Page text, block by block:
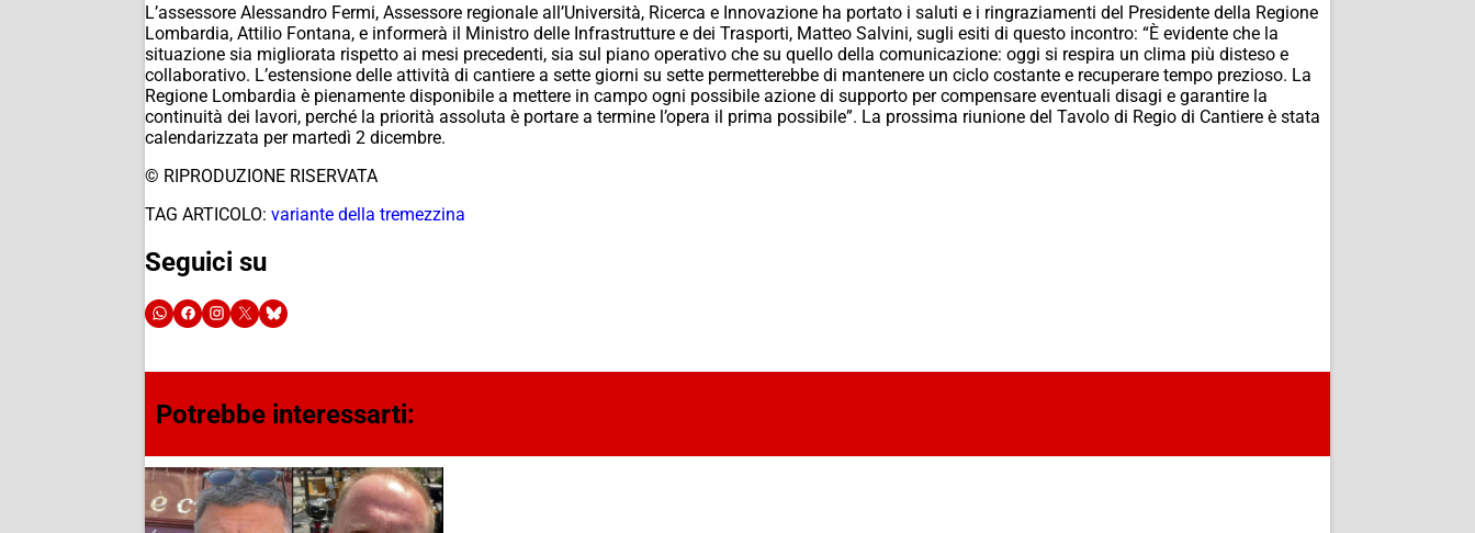
L’assessore Alessandro Fermi, Assessore regionale all’Università, Ricerca e Innovazione ha portato i saluti e i ringraziamenti del Presidente della Regione
Lombardia, Attilio Fontana, e informerà il Ministro delle Infrastrutture e dei Trasporti, Matteo Salvini, sugli esiti di questo incontro: “È evidente che la
situazione sia migliorata rispetto ai mesi precedenti, sia sul piano operativo che su quello della comunicazione: oggi si respira un clima più disteso e
collaborativo. L’estensione delle attività di cantiere a sette giorni su sette permetterebbe di mantenere un ciclo costante e recuperare tempo prezioso. La
Regione Lombardia è pienamente disponibile a mettere in campo ogni possibile azione di supporto per compensare eventuali disagi e garantire la
continuità dei lavori, perché la priorità assoluta è portare a termine l’opera il prima possibile”. La prossima riunione del Tavolo di Regio di Cantiere è stata
calendarizzata per martedì 2 dicembre.
© RIPRODUZIONE RISERVATA
TAG ARTICOLO: variante della tremezzina
Seguici su
Potrebbe interessarti: